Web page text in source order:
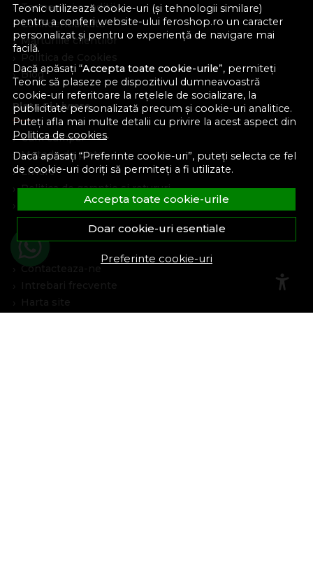
Teonic utilizează cookie-uri (și tehnologii similare)
pentru a conferi website-ului feroshop.ro un caracter
personalizat și pentru o experiență de navigare mai
facilă.
Dacă apăsați “Accepta toate cookie-urile”, permiteți
Teonic să plaseze pe dispozitivul dumneavoastră
cookie-uri referitoare la rețelele de socializare, la
publicitate personalizată precum și cookie-uri analitice.
Puteți afla mai multe detalii cu privire la acest aspect din
Politica de cookies.
Dacă apăsați “Preferinte cookie-uri”, puteți selecta ce fel
de cookie-uri doriți să permiteți a fi utilizate.
Accepta toate cookie-urile
Doar cookie-uri esentiale
Preferinte cookie-uri
Termeni si conditii
Confidentialitate
Marturiile clientilor
Politica de Cookies
Blog
Plata Si Livrare
Cum cumpar
Metode de plata
Livrare
Politica de garantie si retururi
Program de loialitate
Asistenta
Contacteaza-ne
Intrebari frecvente
Harta site